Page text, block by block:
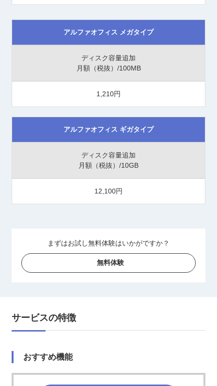
アルファオフィス メガタイプ
ディスク容量追加
月額（税抜）/100MB
1,210円
アルファオフィス ギガタイプ
ディスク容量追加
月額（税抜）/10GB
12,100円
まずはお試し無料体験はいかがですか？
無料体験
サービスの特徴
おすすめ機能